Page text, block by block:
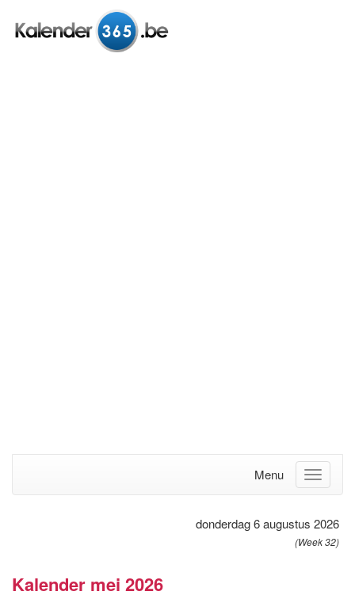
Menu
donderdag 6 augustus 2026
(Week 32)
Kalender mei 2026